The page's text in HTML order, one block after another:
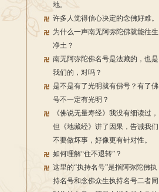
地。
许多人觉得信心决定的念佛好难。
为什么一声南无阿弥陀佛就能往生
净土？
南无阿弥陀佛名号是法藏的，也是
我们的，对吗？
是不是有了光明就有佛号？有了佛
号不一定有光明？
《佛说无量寿经》我没有细读过，
但《地藏经》讲了因果，告诫我们
不要做坏事，好像更有针对性。
如何理解“住不退转”？
这里的“执持名号”是指阿弥陀佛执
持名号和念佛众生执持名号二者同